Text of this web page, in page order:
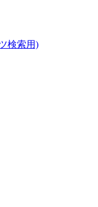
検索用)